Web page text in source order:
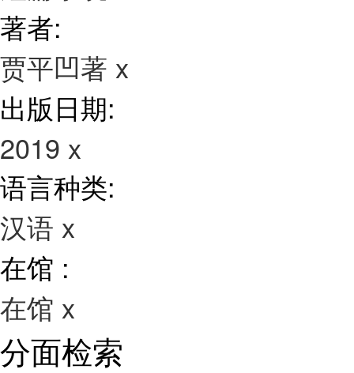
著者:
贾平凹著 x
出版日期:
2019 x
语言种类:
汉语 x
在馆 :
在馆 x
分面检索